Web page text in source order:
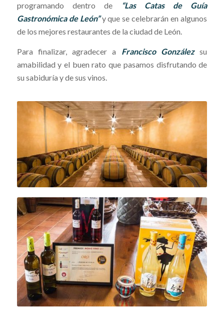
programando dentro de
“Las Catas de Guía
Gastronómica de León”y que se celebrarán en algunos
de los mejores restaurantes de la ciudad de León.
Para finalizar, agradecer a Francisco Gonzálezsu
amabilidad y el buen rato que pasamos disfrutando de
su sabiduría y de sus vinos.